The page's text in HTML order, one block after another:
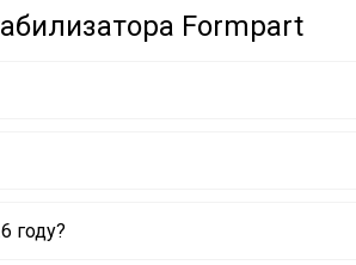
Formpart
году?